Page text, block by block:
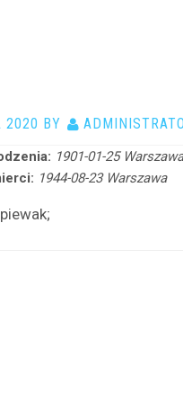
2020 BY
1901-01-25 Warszawa
1944-08-23 Warszawa